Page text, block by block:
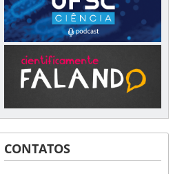
CONTATOS